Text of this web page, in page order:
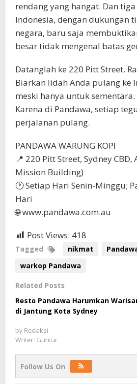
rendang yang hangat. Dan
Indonesia, dengan dukungan
negara, baru saja
besar tidak mengenal batas
Datanglah ke 220 Pitt Street.
Biarkan lidah Anda pulang ke
meski hanya untuk sementara.
Karena di Pandawa, setiap
perjalanan pulang.
PANDAWA WARUNG KOPI
📍 220 Pitt Street, Sydney
Mission Building)
🕐 Setiap Hari Senin-Minggu;
Hari
🌐 www.pandawa.com.au
Post Views: 418
Tagged nikmat
warkop Pandawa
Related Posts
Resto Pandawa Harumkan
di Jantung Kota Sydney
by Redaksi
Writer: Guntur
Follow Us On